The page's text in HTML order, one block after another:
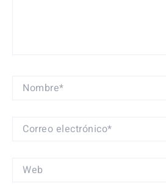
NOMBRE*
CORREO
WEB